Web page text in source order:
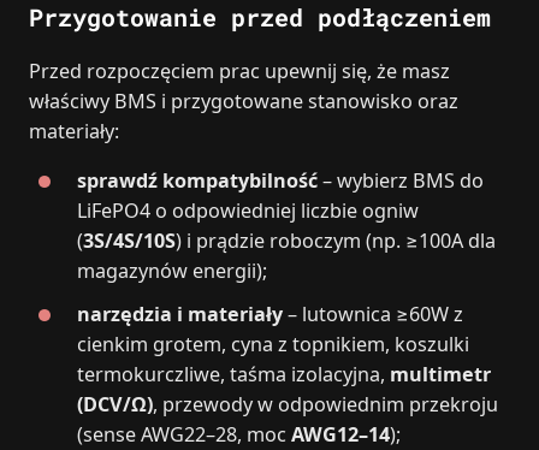
Przygotowanie przed podłączeniem
Przed rozpoczęciem prac upewnij się, że masz
właściwy BMS i przygotowane stanowisko oraz
materiały:
sprawdź kompatybilność– wybierz BMS do
LiFePO4 o odpowiedniej liczbie ogniw
(3S/4S/10S) i prądzie roboczym (np. ≥100A dla
magazynów energii);
narzędzia i materiały– lutownica ≥60W z
cienkim grotem, cyna z topnikiem, koszulki
termokurczliwe, taśma izolacyjna, multimetr
(DCV/Ω), przewody w odpowiednim przekroju
(sense AWG22–28, mocAWG12–14);